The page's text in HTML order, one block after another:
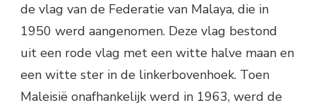
de vlag van de Federatie van Malaya, die in
1950 werd aangenomen. Deze vlag bestond
uit een rode vlag met een witte halve maan en
een witte ster in de linkerbovenhoek. Toen
Maleisië onafhankelijk werd in 1963, werd de